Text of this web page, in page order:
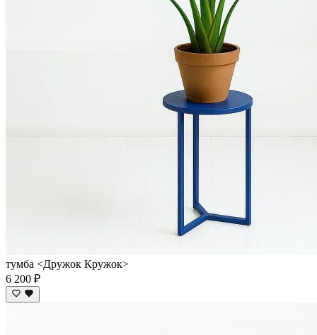
тумба <Дружок Кружок>
6 200 ₽